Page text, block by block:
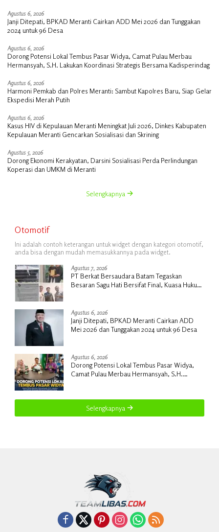
Agustus 6, 2026
Janji Ditepati, BPKAD Meranti Cairkan ADD Mei 2026 dan Tunggakan
2024 untuk 96 Desa
Agustus 6, 2026
Dorong Potensi Lokal Tembus Pasar Widya, Camat Pulau Merbau
Hermansyah, S.H. Lakukan Koordinasi Strategis Bersama Kadisperindag
Agustus 6, 2026
Harmoni Pemkab dan Polres Meranti: Sambut Kapolres Baru, Siap Gelar
Ekspedisi Merah Putih
Agustus 6, 2026
Kasus HIV di Kepulauan Meranti Meningkat Juli 2026, Dinkes Kabupaten
Kepulauan Meranti Gencarkan Sosialisasi dan Skrining
Agustus 5, 2026
Dorong Ekonomi Kerakyatan, Darsini Sosialisasi Perda Perlindungan
Koperasi dan UMKM di Meranti
Selengkapnya
Otomotif
Ini adalah contoh keterangan untuk widget dengan kategori otomotif,
anda bisa dengan mudah memasukkannya pada widget.
Agustus 7, 2026
PT Berkat Bersaudara Batam Tegaskan
Besaran Sagu Hati Bersifat Final, Kuasa Hukum
Agustus 6, 2026
Janji Ditepati, BPKAD Meranti Cairkan ADD
Mei 2026 dan Tunggakan 2024 untuk 96 Desa
Agustus 6, 2026
Dorong Potensi Lokal Tembus Pasar Widya,
Camat Pulau Merbau Hermansyah, S.H.
Selengkapnya